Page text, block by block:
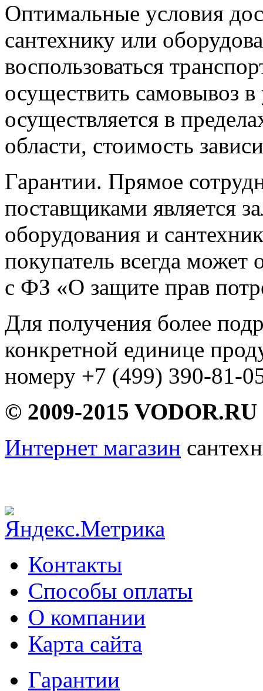
Оптимальные условия
сантехнику или
воспользоваться
осуществить самовывоз
осуществляется в
области, стоимость
Гарантии. Прямое
поставщиками является
оборудования и
покупатель всегда может
с ФЗ «О защите прав
Для получения более
конкретной единице
номеру +7 (499) 390-81-
© 2009-2015 VODOR.RU
Интернет магазин
Контакты
Способы оплаты
О компании
Карта сайта
Гарантии